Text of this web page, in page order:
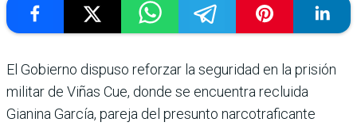
El Gobierno dispuso reforzar la seguridad en la prisión
militar de Viñas Cue, donde se encuen­tra recluida
Gianina García, pareja del presunto narcotra­ficante